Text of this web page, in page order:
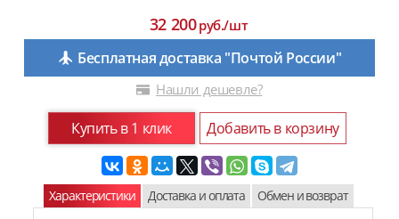
32 200руб./шт
Бесплатная доставка "Почтой России"
Нашли дешевле?
Купить в 1 клик Добавить в корзину
Характеристики Доставка и оплата Обмен и возврат